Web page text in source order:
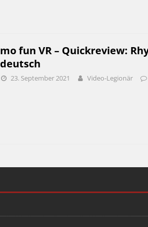
mo fun VR – Quickreview:
deutsch
23. September 2021 Video-Legionär